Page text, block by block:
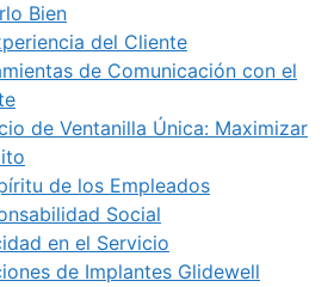
Bien
del Cliente
de Comunicación con el
de Ventanilla Única: Maximizar
de los Empleados
Social
en el Servicio
de Implantes Glidewell